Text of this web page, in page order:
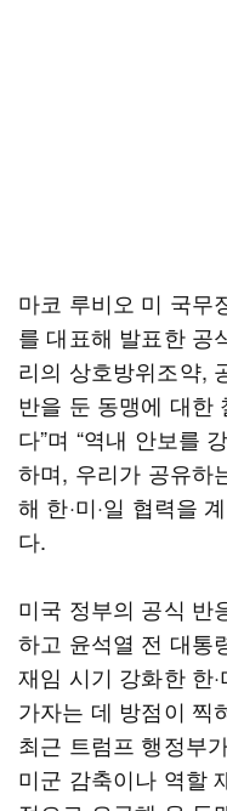
마코 루비오 미 국무
를 대표해 발표한 공
리의 상호방위조약,
반을 둔 동맹에 대한
다”며 “역내 안보를
하며, 우리가 공유하
해 한·미·일 협력을
다.
미국 정부의 공식 반
하고 윤석열 전 대통
재임 시기 강화한 한
가자는 데 방점이 찍
최근 트럼프 행정부
미군 감축이나 역할